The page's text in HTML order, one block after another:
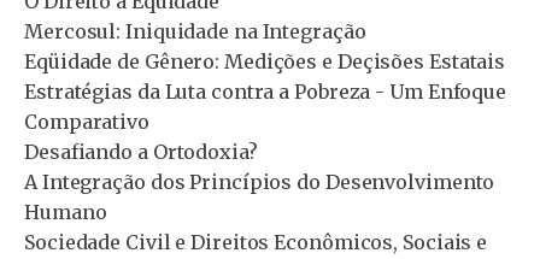
Mercosul: Iniquidade na Integração
Eqüidade de Gênero: Medições e Deçisões Estatais
Estratégias da Luta contra a Pobreza - Um Enfoque
Comparativo
Desafiando a Ortodoxia?
A Integração dos Princípios do Desenvolvimento
Humano
Sociedade Civil e Direitos Econômicos, Sociais e